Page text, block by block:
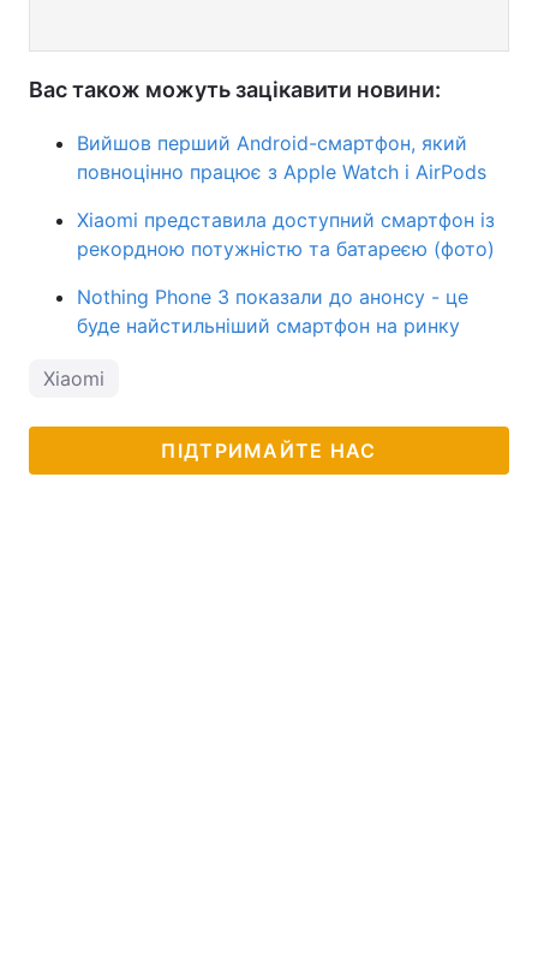
Вас також можуть зацікавити новини:
Вийшов перший Android-смартфон, який
повноцінно працює з Apple Watch і AirPods
Xiaomi представила доступний смартфон із
рекордною потужністю та батареєю (фото)
Nothing Phone 3 показали до анонсу - це
буде найстильніший смартфон на ринку
Xiaomi
ПІДТРИМАЙТЕ НАС